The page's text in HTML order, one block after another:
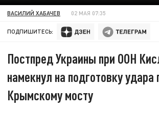
ВАСИЛИЙ ХАБАЧЕВ 02 МАЯ 07:35
ПОДПИШИТЕСЬ:
Постпред Украины при ООН
намекнул на подготовку удара
Крымскому мосту